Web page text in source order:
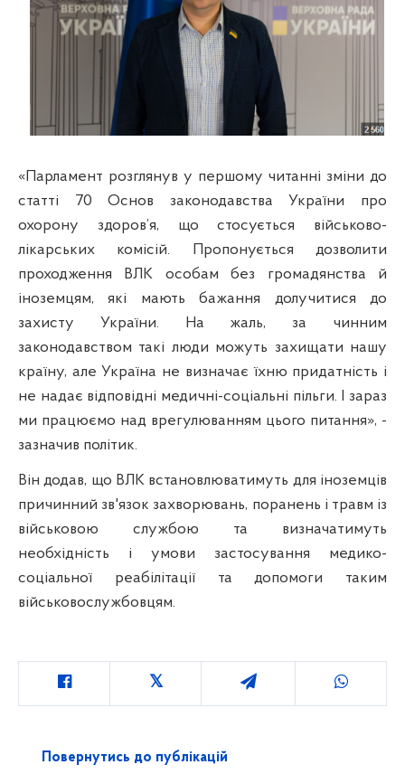
«Парламент розглянув у першому читанні зміни до
статті 70 Основ законодавства України про
охорону здоров’я, що стосується військово-
лікарських комісій. Пропонується дозволити
проходження ВЛК особам без громадянства й
іноземцям, які мають бажання долучитися до
захисту України. На жаль, за чинним
законодавством такі люди можуть захищати нашу
країну, але Україна не визначає їхню придатність і
не надає відповідні медичні-соціальні пільги. І зараз
ми працюємо над врегулюванням цього питання», -
зазначив політик.
Він додав, що ВЛК встановлюватимуть для іноземців
причинний зв'язок захворювань, поранень і травм із
військовою службою та визначатимуть
необхідність і умови застосування медико-
соціальної реабілітації та допомоги таким
військовослужбовцям.
Повернутись до публікацій